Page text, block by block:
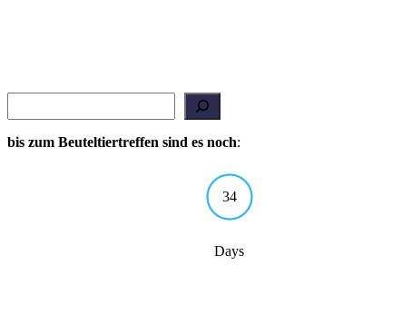
bis zum Beuteltiertreffen sind es noch:
34
Days